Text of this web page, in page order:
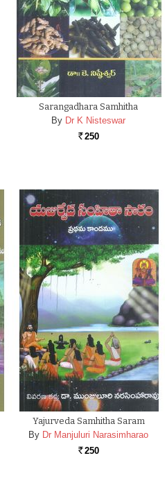
Sarangadhara Samhitha
By Dr K Nisteswar
Rs. 250
Yajurveda Samhitha Saram
By Dr Manjuluri Narasimharao
Rs. 250